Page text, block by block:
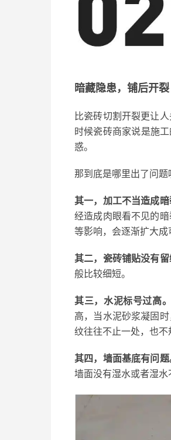
暗藏隐患，铺后开裂
比瓷砖切割开裂更让
时候瓷砖商家说是施工
惑。
那到底是哪里出了问题
其一，加工不当造成暗
经造成肉眼看不见的
等影响，会逐渐扩大
其二， 瓷砖铺贴没有
般比较细短。
其三，水泥标号过高。
高，当水泥砂浆凝固
纹往往不止一处，也不
其四，墙面基底有问题
墙面没有湿水或者湿水